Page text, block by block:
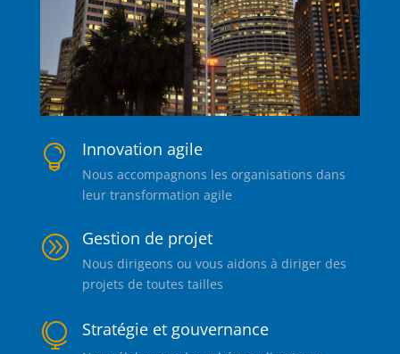
 Innovation agile
Nous accompagnons les organisations dans
leur transformation agile
A Gestion de projet
Nous dirigeons ou vous aidons à diriger des
projets de toutes tailles
 Stratégie et gouvernance